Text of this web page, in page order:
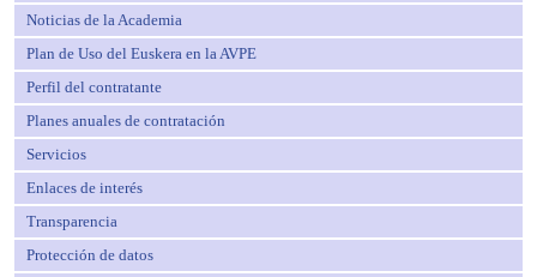
Noticias de la Academia
Plan de Uso del Euskera en la AVPE
Perfil del contratante
Planes anuales de contratación
Servicios
Enlaces de interés
Transparencia
Protección de datos